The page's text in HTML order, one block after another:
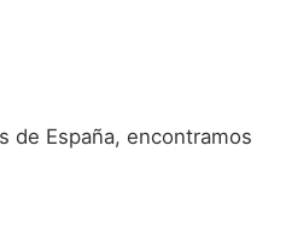
de España, encontramos